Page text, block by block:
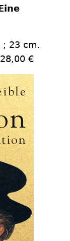
; 23 cm.
€